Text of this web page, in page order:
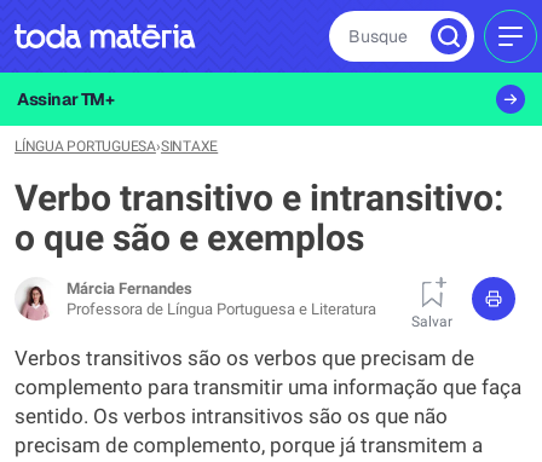
Busque
Assinar TM+
LÍNGUA PORTUGUESA›SINTAXE
Verbo transitivo e intransitivo:
o que são e exemplos
Márcia Fernandes
Professora de Língua Portuguesa e Literatura
Salvar
Verbos transitivos são os verbos que precisam de
complemento para transmitir uma informação que faça
sentido. Os verbos intransitivos são os que não
precisam de complemento, porque já transmitem a